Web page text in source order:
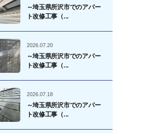
～埼玉県所沢市でのアパー
ト改修工事（...
2026.07.20
～埼玉県所沢市でのアパー
ト改修工事（...
2026.07.18
～埼玉県所沢市でのアパー
ト改修工事（...